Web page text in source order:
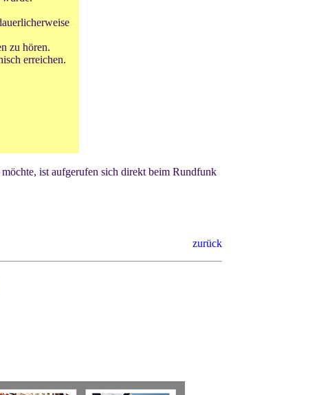
zu hören.
erreichen.
ist aufgerufen sich direkt beim Rundfunk
zurück